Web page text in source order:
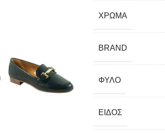
ΧΡΏΜΑ
BRAND
ΦΎΛΟ
ΕΊΔΟΣ